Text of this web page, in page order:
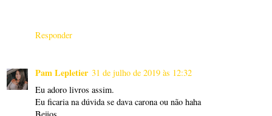
Responder
Pam Lepletier 31 de julho de 2019 às 12:32
Eu adoro livros assim.
Eu ficaria na dúvida se dava carona ou não haha
Beijos